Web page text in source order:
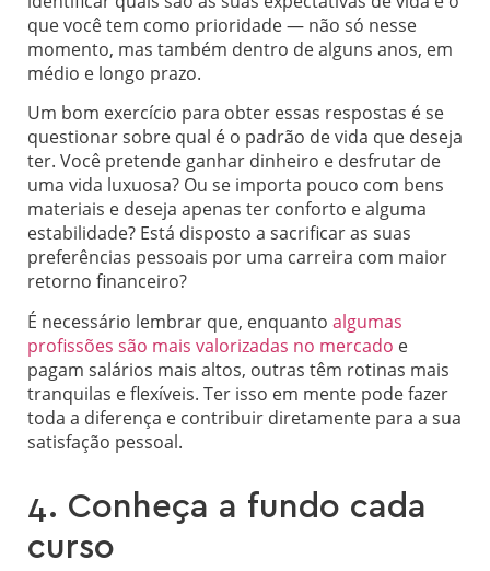
que você tem como prioridade — não só nesse
momento, mas também dentro de alguns anos, em
médio e longo prazo.
Um bom exercício para obter essas respostas é se
questionar sobre qual é o padrão de vida que deseja
ter. Você pretende ganhar dinheiro e desfrutar de
uma vida luxuosa? Ou se importa pouco com bens
materiais e deseja apenas ter conforto e alguma
estabilidade? Está disposto a sacrificar as suas
preferências pessoais por uma carreira com maior
retorno financeiro?
É necessário lembrar que, enquanto algumas
profissões são mais valorizadas no mercado e
pagam salários mais altos, outras têm rotinas mais
tranquilas e flexíveis. Ter isso em mente pode fazer
toda a diferença e contribuir diretamente para a sua
satisfação pessoal.
4. Conheça a fundo cada
curso